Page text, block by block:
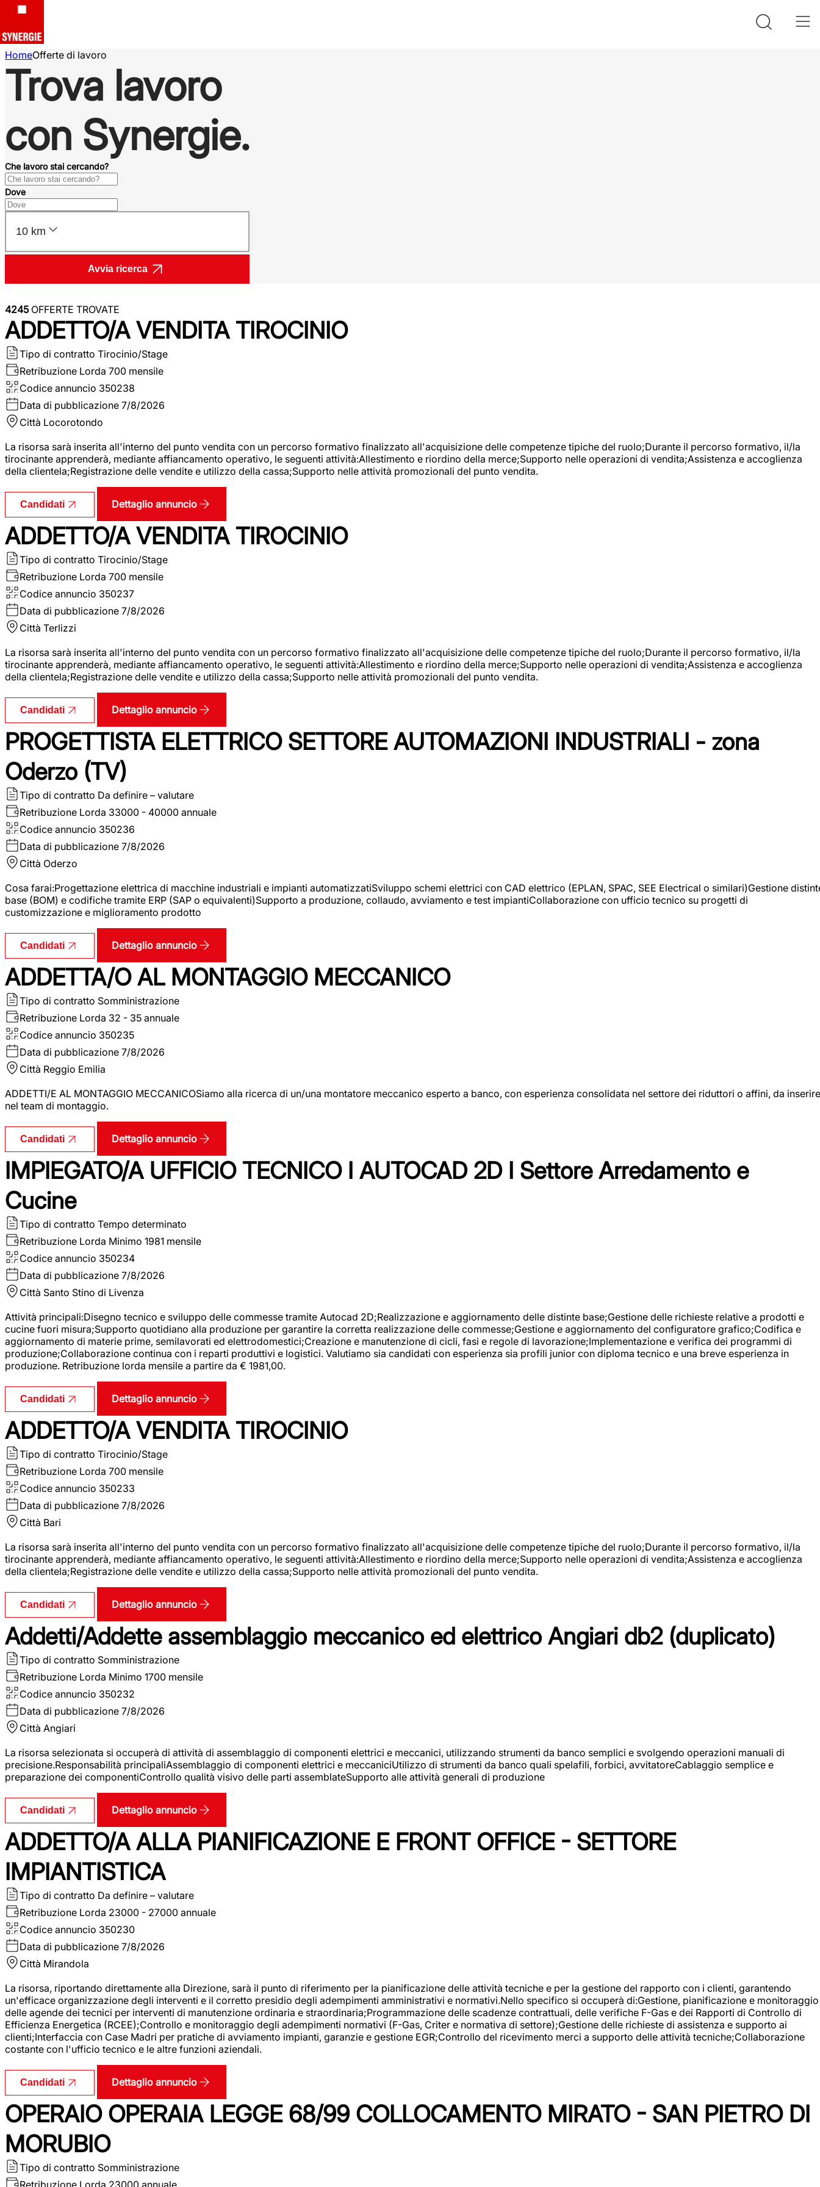
HomeOfferte di lavoro
Trova lavoro
con Synergie.
Che lavoro stai cercando?
Dove
10 km
Avvia ricerca
4245OFFERTE TROVATE
ADDETTO/A VENDITA TIROCINIO
Tipo di contratto Tirocinio/Stage
Retribuzione Lorda 700 mensile
Codice annuncio 350238
Data di pubblicazione 7/8/2026
Città Locorotondo
La risorsa sarà inserita all'interno del punto vendita con un percorso formativo finalizzato all'acquisizione delle competenze tipiche del ruolo;Durante il percorso formativo, il/la
tirocinante apprenderà, mediante affiancamento operativo, le seguenti attività:Allestimento e riordino della merce;Supporto nelle operazioni di vendita;Assistenza e accoglienza
della clientela;Registrazione delle vendite e utilizzo della cassa;Supporto nelle attività promozionali del punto vendita.
Candidati Dettaglio annuncio
ADDETTO/A VENDITA TIROCINIO
Tipo di contratto Tirocinio/Stage
Retribuzione Lorda 700 mensile
Codice annuncio 350237
Data di pubblicazione 7/8/2026
Città Terlizzi
La risorsa sarà inserita all'interno del punto vendita con un percorso formativo finalizzato all'acquisizione delle competenze tipiche del ruolo;Durante il percorso formativo, il/la
tirocinante apprenderà, mediante affiancamento operativo, le seguenti attività:Allestimento e riordino della merce;Supporto nelle operazioni di vendita;Assistenza e accoglienza
della clientela;Registrazione delle vendite e utilizzo della cassa;Supporto nelle attività promozionali del punto vendita.
Candidati Dettaglio annuncio
PROGETTISTA ELETTRICO SETTORE AUTOMAZIONI INDUSTRIALI - zona
Oderzo (TV)
Tipo di contratto Da definire – valutare
Retribuzione Lorda 33000 - 40000 annuale
Codice annuncio 350236
Data di pubblicazione 7/8/2026
Città Oderzo
Cosa farai:Progettazione elettrica di macchine industriali e impianti automatizzatiSviluppo schemi elettrici con CAD elettrico (EPLAN, SPAC, SEE Electrical o similari)Gestione
base (BOM) e codifiche tramite ERP (SAP o equivalenti)Supporto a produzione, collaudo, avviamento e test impiantiCollaborazione con ufficio tecnico su progetti di
customizzazione e miglioramento prodotto
Candidati Dettaglio annuncio
ADDETTA/O AL MONTAGGIO MECCANICO
Tipo di contratto Somministrazione
Retribuzione Lorda 32 - 35 annuale
Codice annuncio 350235
Data di pubblicazione 7/8/2026
Città Reggio Emilia
ADDETTI/E AL MONTAGGIO MECCANICOSiamo alla ricerca di un/una montatore meccanico esperto a banco, con esperienza consolidata nel settore dei riduttori o affini, da inserire
nel team di montaggio.
Candidati Dettaglio annuncio
IMPIEGATO/A UFFICIO TECNICO I AUTOCAD 2D I Settore Arredamento e
Cucine
Tipo di contratto Tempo determinato
Retribuzione Lorda Minimo 1981 mensile
Codice annuncio 350234
Data di pubblicazione 7/8/2026
Città Santo Stino di Livenza
Attività principali:Disegno tecnico e sviluppo delle commesse tramite Autocad 2D;Realizzazione e aggiornamento delle distinte base;Gestione delle richieste relative a prodotti e
cucine fuori misura;Supporto quotidiano alla produzione per garantire la corretta realizzazione delle commesse;Gestione e aggiornamento del configuratore grafico;Codifica e
aggiornamento di materie prime, semilavorati ed elettrodomestici;Creazione e manutenzione di cicli, fasi e regole di lavorazione;Implementazione e verifica dei programmi di
produzione;Collaborazione continua con i reparti produttivi e logistici. Valutiamo sia candidati con esperienza sia profili junior con diploma tecnico e una breve esperienza in
produzione. Retribuzione lorda mensile a partire da € 1981,00.
Candidati Dettaglio annuncio
ADDETTO/A VENDITA TIROCINIO
Tipo di contratto Tirocinio/Stage
Retribuzione Lorda 700 mensile
Codice annuncio 350233
Data di pubblicazione 7/8/2026
Città Bari
La risorsa sarà inserita all'interno del punto vendita con un percorso formativo finalizzato all'acquisizione delle competenze tipiche del ruolo;Durante il percorso formativo, il/la
tirocinante apprenderà, mediante affiancamento operativo, le seguenti attività:Allestimento e riordino della merce;Supporto nelle operazioni di vendita;Assistenza e accoglienza
della clientela;Registrazione delle vendite e utilizzo della cassa;Supporto nelle attività promozionali del punto vendita.
Candidati Dettaglio annuncio
Addetti/Addette assemblaggio meccanico ed elettrico Angiari db2 (duplicato)
Tipo di contratto Somministrazione
Retribuzione Lorda Minimo 1700 mensile
Codice annuncio 350232
Data di pubblicazione 7/8/2026
Città Angiari
La risorsa selezionata si occuperà di attività di assemblaggio di componenti elettrici e meccanici, utilizzando strumenti da banco semplici e svolgendo operazioni manuali di
precisione.Responsabilità principaliAssemblaggio di componenti elettrici e meccaniciUtilizzo di strumenti da banco quali spelafili, forbici, avvitatoreCablaggio semplice e
preparazione dei componentiControllo qualità visivo delle parti assemblateSupporto alle attività generali di produzione
Candidati Dettaglio annuncio
ADDETTO/A ALLA PIANIFICAZIONE E FRONT OFFICE - SETTORE
IMPIANTISTICA
Tipo di contratto Da definire – valutare
Retribuzione Lorda 23000 - 27000 annuale
Codice annuncio 350230
Data di pubblicazione 7/8/2026
Città Mirandola
La risorsa, riportando direttamente alla Direzione, sarà il punto di riferimento per la pianificazione delle attività tecniche e per la gestione del rapporto con i clienti, garantendo
un'efficace organizzazione degli interventi e il corretto presidio degli adempimenti amministrativi e normativi.Nello specifico si occuperà di:Gestione, pianificazione e monitoraggio
delle agende dei tecnici per interventi di manutenzione ordinaria e straordinaria;Programmazione delle scadenze contrattuali, delle verifiche F-Gas e dei Rapporti di Controllo di
Efficienza Energetica (RCEE);Controllo e monitoraggio degli adempimenti normativi (F-Gas, Criter e normativa di settore);Gestione delle richieste di assistenza e supporto ai
clienti;Interfaccia con Case Madri per pratiche di avviamento impianti, garanzie e gestione EGR;Controllo del ricevimento merci a supporto delle attività tecniche;Collaborazione
costante con l'ufficio tecnico e le altre funzioni aziendali.
Candidati Dettaglio annuncio
OPERAIO OPERAIA LEGGE 68/99 COLLOCAMENTO MIRATO - SAN PIETRO DI
MORUBIO
Tipo di contratto Somministrazione
Retribuzione Lorda 23000 annuale